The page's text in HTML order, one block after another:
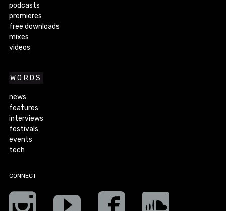
podcasts
premieres
free downloads
mixes
videos
WORDS
news
features
interviews
festivals
events
tech
CONNECT